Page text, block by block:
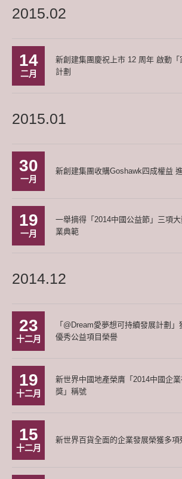
2015.02
14
二月
新創建集團慶祝上市 12 周年 啟動
計劃
2015.01
30
一月
新創建集團收購Goshawk四成權益
19
一月
一舉摘得「2014中國公益節」三項
業典範
2014.12
23
十二月
「@Dream愛夢想可持續發展計劃
優秀公益項目榮譽
19
十二月
新世界中國地產榮膺「2014中國企
獎」稱號
15
十二月
新世界百貨全面的企業發展榮獲多項